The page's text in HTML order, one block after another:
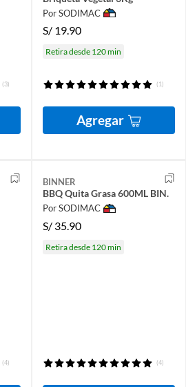
(3)
Por SODIMAC
S/ 19.90
Retira desde 120 min
(1)
Agregar
(4)
BINNER
BBQ Quita Grasa 600ML BIN.
Por SODIMAC
S/ 35.90
Retira desde 120 min
(4)